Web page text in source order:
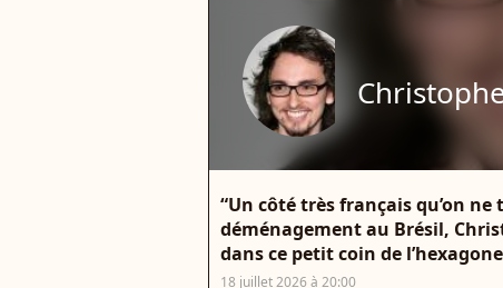
“Un côté très français qu’on
déménagement au Brésil,
dans ce petit coin de l’hexagone
18 juillet 2026 à 20:00